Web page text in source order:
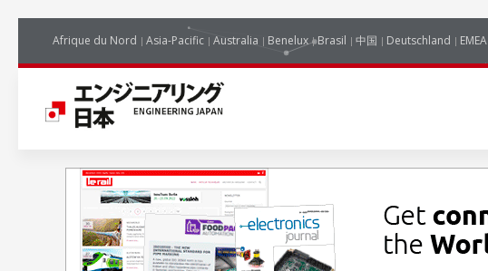
Afrique du Nord Asia-Pacific Australia Benelux Brasil 中国 Deutschland EMEA